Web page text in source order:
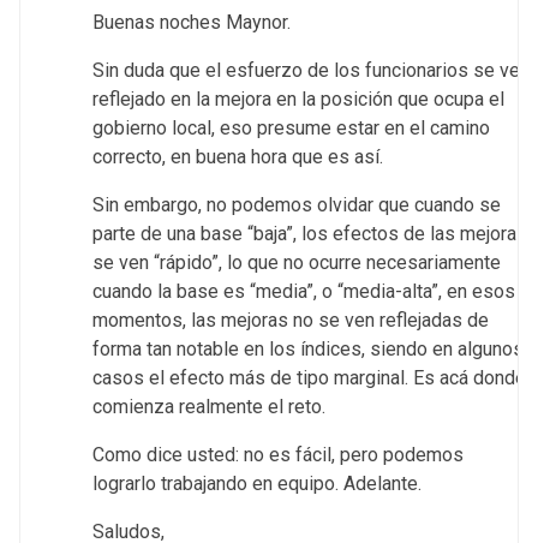
Buenas noches Maynor.
Sin duda que el esfuerzo de los funcionarios se ve
reflejado en la mejora en la posición que ocupa el
gobierno local, eso presume estar en el camino
correcto, en buena hora que es así.
Sin embargo, no podemos olvidar que cuando se
parte de una base “baja”, los efectos de las mejoras
se ven “rápido”, lo que no ocurre necesariamente
cuando la base es “media”, o “media-alta”, en esos
momentos, las mejoras no se ven reflejadas de
forma tan notable en los índices, siendo en algunos
casos el efecto más de tipo marginal. Es acá donde
comienza realmente el reto.
Como dice usted: no es fácil, pero podemos
lograrlo trabajando en equipo. Adelante.
Saludos,